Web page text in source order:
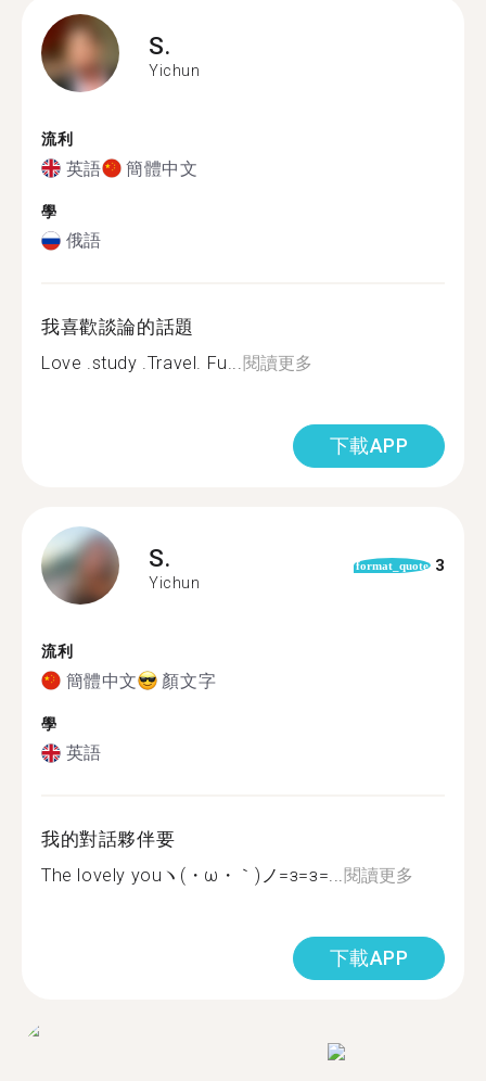
S.
Yichun
流利
英語 簡體中文
學
俄語
我喜歡談論的話題
Love .study .Travel. Fu...閱讀更多
下載APP
S.
Yichun
format_quote 3
流利
簡體中文 顏文字
學
英語
我的對話夥伴要
The lovely youヽ(・ω・｀)ノ=з=з=...閱讀更多
下載APP